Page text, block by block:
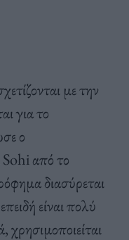
με την
για το
ο
από το
διασύρεται
είναι πολύ
χρησιμοποιείται